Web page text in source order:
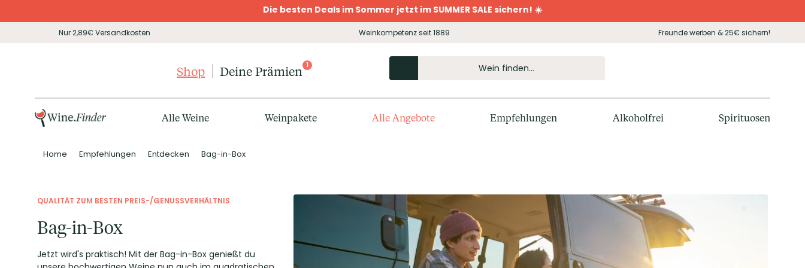
Die besten Deals im Sommer jetzt im SUMMER SALE sichern! ☀️
Nur 2,89€ Versandkosten Weinkompetenz seit 1889 Freunde werben & 25€ sichern!
Shop Deine Prämien 1
Alle Weine Weinpakete Alle Angebote Empfehlungen Alkoholfrei Spirituosen
Home Empfehlungen Entdecken Bag-in-Box
QUALITÄT ZUM BESTEN PREIS-/GENUSSVERHÄLTNIS
Bag-in-Box
Jetzt wird's praktisch! Mit der Bag-in-Box genießt du